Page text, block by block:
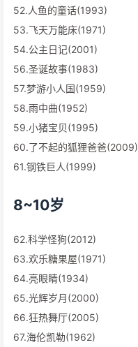
52.人鱼的童话(1993)
53.飞天万能床(1971)
54.公主日记(2001)
56.圣诞故事(1983)
57.梦游小人国(1959)
58.雨中曲(1952)
59.小猪宝贝(1995)
60.了不起的狐狸爸爸(2009)
61.钢铁巨人(1999)
8~10岁
62.科学怪狗(2012)
63.欢乐糖果屋(1971)
64.亮眼睛(1934)
65.光辉岁月(2000)
66.狂热舞厅(2005)
67.海伦凯勒(1962)